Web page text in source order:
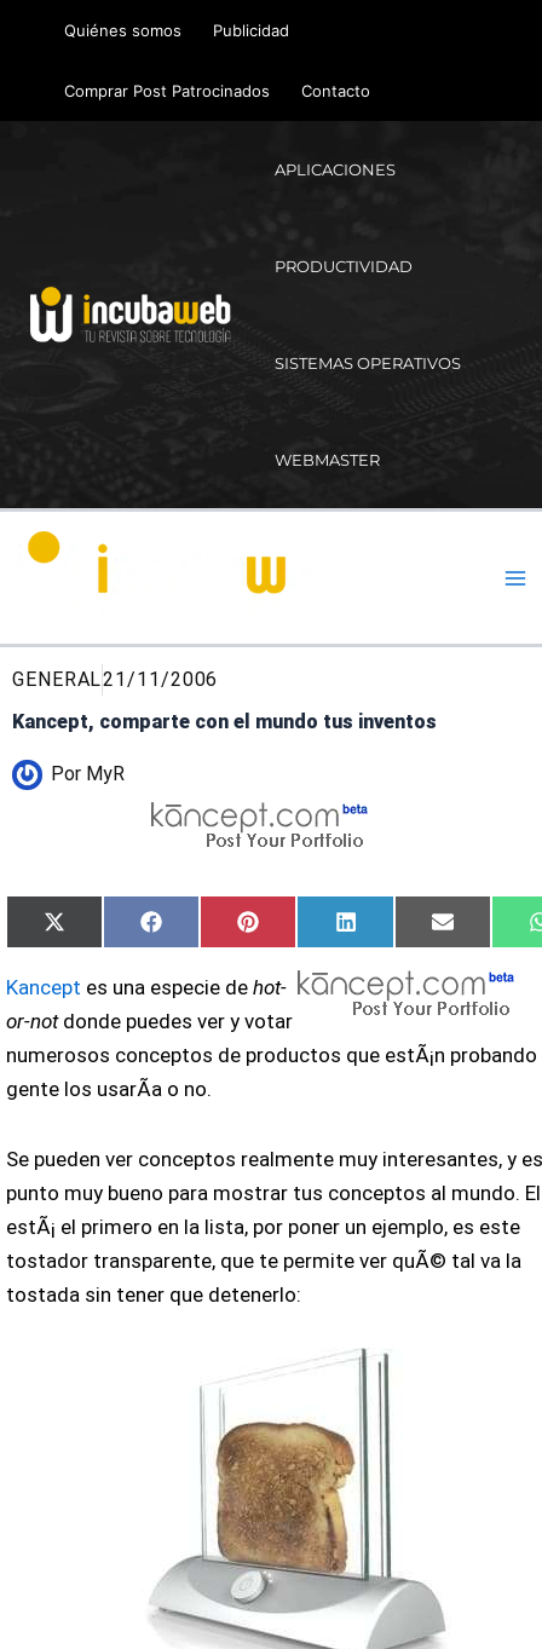
Quiénes somos Publicidad
Comprar Post Patrocinados Contacto
APLICACIONES
PRODUCTIVIDAD
SISTEMAS OPERATIVOS
WEBMASTER
GENERAL21/11/2006
Kancept, comparte con el mundo tus inventos
Por MyR
Compartir
en
X
(Twitter)
Compartir
en
Facebook Compartir
en
Pinterest Compartir
en
LinkedIn
Compartir
en
Email
Kancept es una especie de hot-
or-notdonde puedes ver y votar
numerosos conceptos de productos que estÃ¡n probando
gente los usarÃ­a o no.
Se pueden ver conceptos realmente muy interesantes, y
punto muy bueno para mostrar tus conceptos al mundo.
estÃ¡ el primero en la lista, por poner un ejemplo, es este
tostador transparente, que te permite ver quÃ© tal va la
tostada sin tener que detenerlo: